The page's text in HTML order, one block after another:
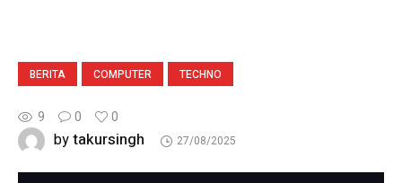
BERITA COMPUTER TECHNO
9 0 0
bytakursingh 27/08/2025